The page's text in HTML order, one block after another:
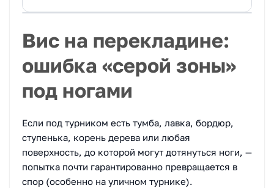
Вис на перекладине:
ошибка «серой зоны»
под ногами
Если под турником есть тумба, лавка, бордюр,
ступенька, корень дерева или любая
поверхность, до которой могут дотянуться ноги, —
попытка почти гарантированно превращается в
спор (особенно на уличном турнике).